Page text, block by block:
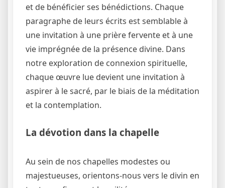
et de bénéficier ses bénédictions. Chaque
paragraphe de leurs écrits est semblable à
une invitation à une prière fervente et à une
vie imprégnée de la présence divine. Dans
notre exploration de connexion spirituelle,
chaque œuvre lue devient une invitation à
aspirer à le sacré, par le biais de la méditation
et la contemplation.
La dévotion dans la chapelle
Au sein de nos chapelles modestes ou
majestueuses, orientons-nous vers le divin en